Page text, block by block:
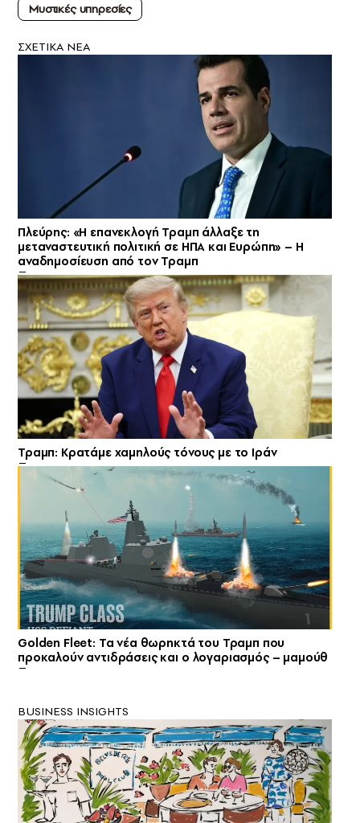
Μυστικές υπηρεσίες
ΣXETIKA NEA
Πλεύρης: «Η επανεκλογή Τραμπ άλλαξε τη
μεταναστευτική πολιτική σε ΗΠΑ και Ευρώπη» – Η
αναδημοσίευση από τον Τραμπ
Τραμπ: Κρατάμε χαμηλούς τόνους με το Ιράν
Golden Fleet: Τα νέα θωρηκτά του Τραμπ που
προκαλούν αντιδράσεις και ο λογαριασμός – μαμούθ
BUSINESS INSIGHTS